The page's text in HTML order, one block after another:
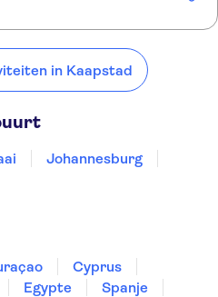
Durban Hazyview
in Kaapstad
Johannesburg
Cyprus
Egypte
Spanje